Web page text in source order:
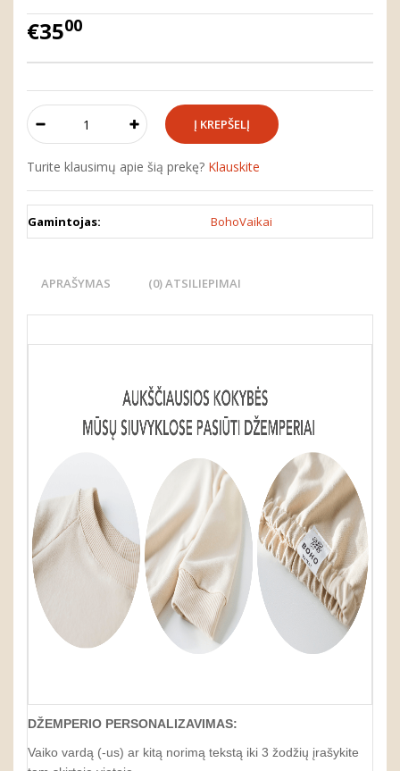
€3500
Turite klausimų apie šią prekę? Klauskite
Gamintojas: BohoVaikai
APRAŠYMAS (0) ATSILIEPIMAI
DŽEMPERIO PERSONALIZAVIMAS:
Vaiko vardą (-us) ar kitą norimą tekstą iki 3 žodžių įrašykite